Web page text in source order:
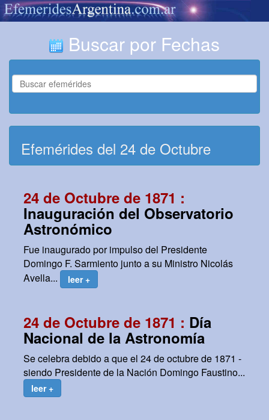
Buscar por Fechas
Efemérides del 24 de Octubre
24 de Octubre de 1871 :
Inauguración del Observatorio
Astronómico
Fue inaugurado por impulso del Presidente
Domingo F. Sarmiento junto a su Ministro Nicolás
Avella...
leer +
24 de Octubre de 1871 : Día
Nacional de la Astronomía
Se celebra debido a que el 24 de octubre de 1871 -
siendo Presidente de la Nación Domingo Faustino...
leer +